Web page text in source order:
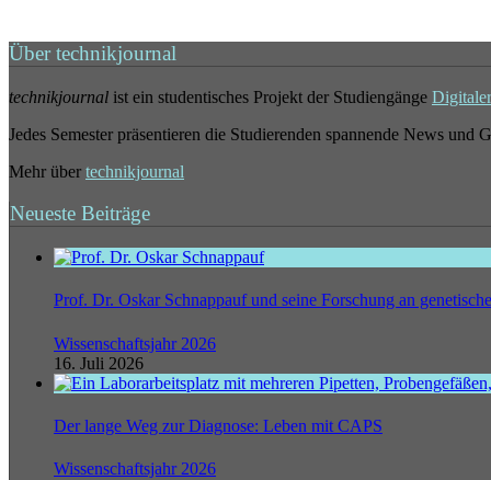
Über technikjournal
technikjournal ist ein studentisches Projekt der Studiengänge
Jedes Semester präsentieren die Studierenden spannende News
Mehr über technikjournal
Neueste Beiträge
Prof. Dr. Oskar Schnappauf und seine Forschung an
Wissenschaftsjahr 2026
16. Juli 2026
Der lange Weg zur Diagnose: Leben mit CAPS
Wissenschaftsjahr 2026